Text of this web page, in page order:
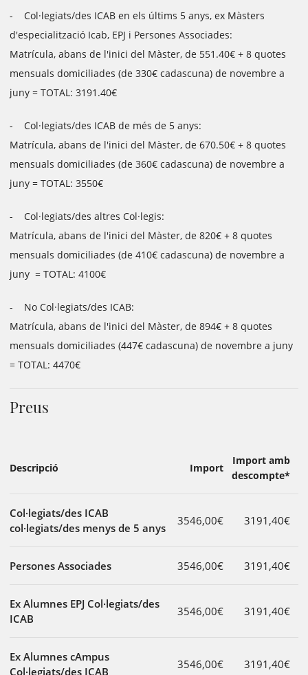
- Col·legiats/des ICAB en els últims 5 anys, ex Màsters
d'especialització Icab, EPJ i Persones Associades:
Matrícula, abans de l'inici del Màster, de 551.40€ + 8 quotes
mensuals domiciliades (de 330€ cadascuna) de novembre a
juny = TOTAL: 3191.40€
- Col·legiats/des ICAB de més de 5 anys:
Matrícula, abans de l'inici del Màster, de 670.50€ + 8 quotes
mensuals domiciliades (de 360€ cadascuna) de novembre a
juny = TOTAL: 3550€
- Col·legiats/des altres Col·legis:
Matrícula, abans de l'inici del Màster, de 820€ + 8 quotes
mensuals domiciliades (de 410€ cadascuna) de novembre a
juny = TOTAL: 4100€
- No Col·legiats/des ICAB:
Matrícula, abans de l'inici del Màster, de 894€ + 8 quotes
mensuals domiciliades (447€ cadascuna) de novembre a juny
= TOTAL: 4470€
Preus
Descripció Import
Import amb
descompte*
Col·legiats/des ICAB
col·legiats/des menys de 5 anys
3546,00€ 3191,40€
Persones Associades 3546,00€ 3191,40€
Ex Alumnes EPJ Col·legiats/des
ICAB
3546,00€ 3191,40€
Ex Alumnes cAmpus
Col·legiats/des ICAB
3546,00€ 3191,40€